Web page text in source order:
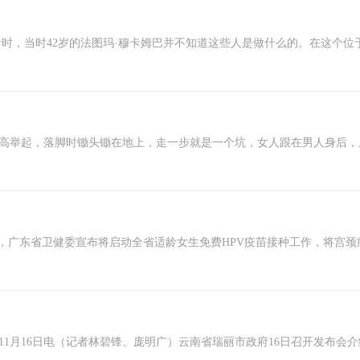
时42岁的法图玛·穆卡姆巴并不知道这些人是做什么的。在这个位
，落脚时锄头锄在地上，走一步就是一个坑，女人跟在男人身后，
卫健委宣布将启动全省适龄女生免费HPV疫苗接种工作，将宫颈
日电（记者林碧锋、庞明广）云南省瑞丽市政府16日召开发布会介